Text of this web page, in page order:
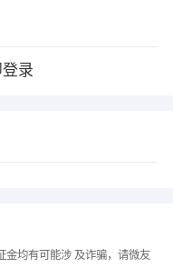
录
金均有可能涉 及诈骗，请微友